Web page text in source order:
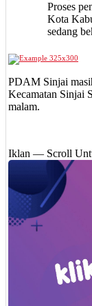
Proses
Kota
sedang
PDAM Sinjai
Kecamatan Sinjai
malam.
Iklan — Scroll